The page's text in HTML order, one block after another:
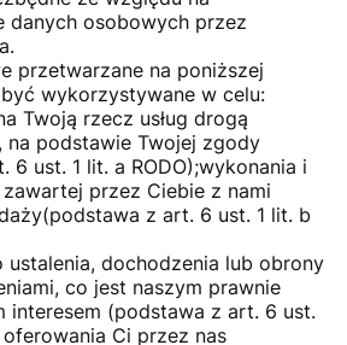
danych osobowych przez
przetwarzane na poniższej
wykorzystywane w celu:
Twoją rzecz usług drogą
na podstawie Twojej zgody
6 ust. 1 lit. a RODO);wykonania i
przez Ciebie z nami
z art. 6 ust. 1 lit. b
ustalenia, dochodzenia lub obrony
co jest naszym prawnie
interesem (podstawa z art. 6 ust.
oferowania Ci przez nas